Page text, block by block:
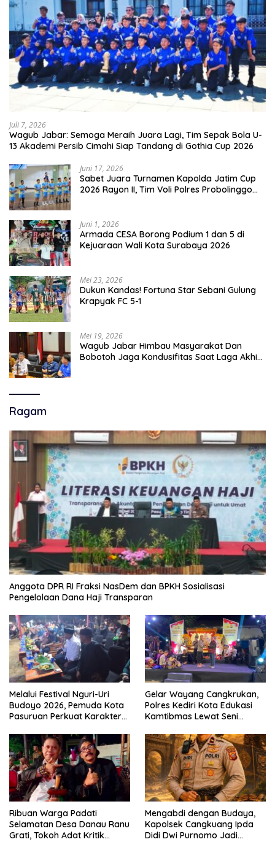
Juli 7, 2026
Wagub Jabar: Semoga Meraih Juara Lagi, Tim Sepak Bola U-
13 Akademi Persib Cimahi Siap Tandang di Gothia Cup 2026
Juni 17, 2026
Sabet Juara Turnamen Kapolda Jatim Cup
2026 Rayon II, Tim Voli Polres Probolinggo
Juni 1, 2026
Armada CESA Borong Podium 1 dan 5 di
Kejuaraan Wali Kota Surabaya 2026
Mei 23, 2026
Dukun Kandas! Fortuna Star Sebani Gulung
Krapyak FC 5-1
Mei 19, 2026
Wagub Jabar Himbau Masyarakat Dan
Bobotoh Jaga Kondusifitas Saat Laga Akhir
Ragam
Anggota DPR RI Fraksi NasDem dan BPKH Sosialisasi
Pengelolaan Dana Haji Transparan
Melalui Festival Nguri-Uri
Budoyo 2026, Pemuda Kota
Pasuruan Perkuat Karakter
Narkoba
Gelar Wayang Cangkrukan,
Polres Kediri Kota Edukasi
Kamtibmas Lewat Seni
Ribuan Warga Padati
Selamatan Desa Danau Ranu
Grati, Tokoh Adat Kritik
Mengabdi dengan Budaya,
Kapolsek Cangkuang Ipda
Didi Dwi Purnomo Jadi